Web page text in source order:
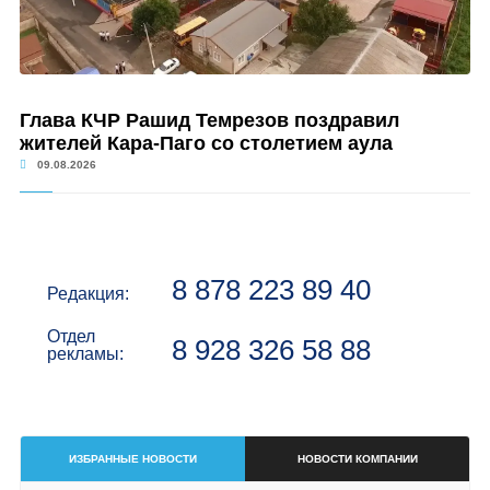
Глава КЧР Рашид Темрезов поздравил
жителей Кара-Паго со столетием аула
09.08.2026
Редакция: 8 878 223 89 40
Отдел
рекламы:
8 928 326 58 88
ИЗБРАННЫЕ НОВОСТИ НОВОСТИ КОМПАНИИ